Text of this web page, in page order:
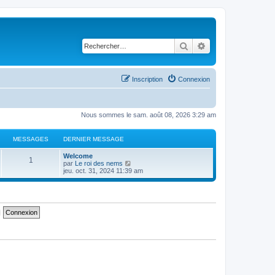
Rechercher
Connexion
Inscription
Nous sommes le sam. août 08, 2026 3:29 am
MESSAGES DERNIER MESSAGE
1
Welcome
par Le roi des nems
o
n
jeu. oct. 31, 2024 11:39 am